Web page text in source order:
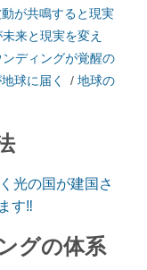
が共鳴すると現実
来と現実を変え
ディングが覚醒の
球に届く / 地球の
光の国が建国さ
す‼
グの体系